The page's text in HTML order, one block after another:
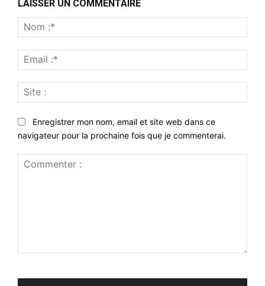
LAISSER UN COMMENTAIRE
:*
:*
:
Enregistrer mon nom, email et site web dans ce
navigateur pour la prochaine fois que je commenterai.